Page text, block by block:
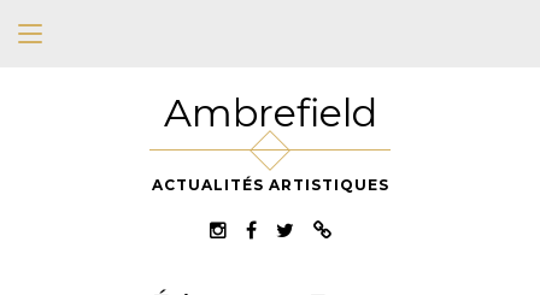
Ambrefield
ACTUALITÉS ARTISTIQUES